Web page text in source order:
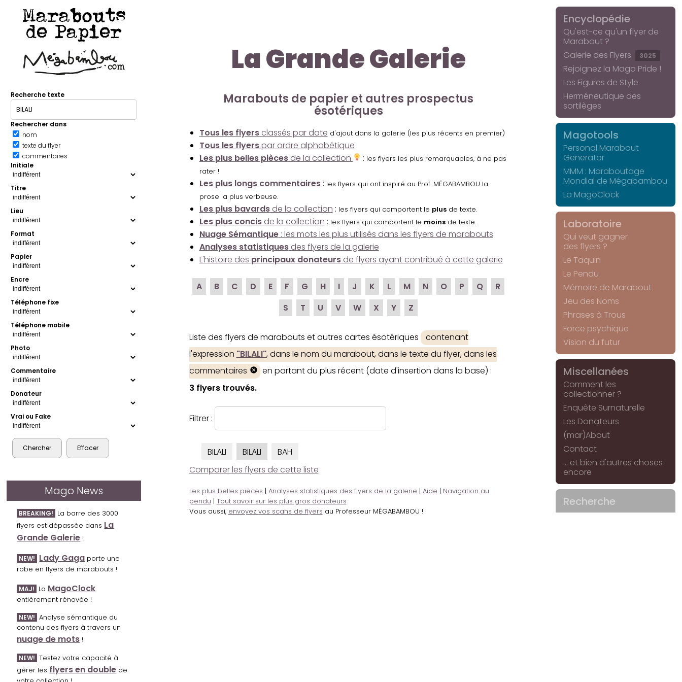
Marabouts
de Papier
Recherche texte
Rechercher dans
nom
texte du flyer
commentaires
Initiale
Titre
Lieu
Format
Papier
Encre
Téléphone fixe
Téléphone mobile
Photo
Commentaire
Donateur
Vrai ou Fake
Mago News
BREAKING! La barre des 3000
flyers est dépassée dans La
Grande Galerie !
NEW! Lady Gaga porte une
robe en flyers de marabouts !
MAJ! La MagoClock
entièrement rénovée !
NEW! Analyse sémantique du
contenu des flyers à travers un
nuage de mots !
NEW! Testez votre capacité à
gérer les flyers en double de
La Grande Galerie
Marabouts de papier et autres prospectus
ésotériques
Tous les flyersclassés par date d'ajout dans la galerie (les plus récents en premier)
Tous les flyerspar ordre alphabétique
Les plus belles piècesde la collection : les flyers les plus remarquables, à ne pas
rater !
Les plus longs commentaires: les flyers qui ont inspiré au Prof. MÉGABAMBOU la
prose la plus verbeuse.
Les plus bavardsde la collection : les flyers qui comportent le plusde texte.
Les plus concisde la collection : les flyers qui comportent le moinsde texte.
Nuage Sémantique: les mots les plus utilisés dans les flyers de marabouts
Analyses statistiquesdes flyers de la galerie
L'histoire des principaux donateursde flyers ayant contribué à cette galerie
A B C D E F G H I J K L M N O P Q
R
S
T U V W X Y Z
Liste des flyers de marabouts et autres cartes ésotériques
contenant
l'expression "BILALI", dans le nom du marabout, dans le texte du flyer, dans les
commentaires
en partant du plus récent (date d'insertion dans la base) :
3 flyers trouvés.
Filtrer :
BILALI BILALI
BAH
Comparer les flyers de cette liste
Les plus belles pièces | Analyses statistiques des flyers de la galerie | Aide | Navigation au
pendu | Tout savoir sur les plus gros donateurs
Vous aussi, envoyez vos scans de flyers au Professeur MÉGABAMBOU !
Encyclopédie
Qu'est-ce qu'un flyer de
Marabout ?
Galerie des Flyers
3025
Rejoignez la Mago Pride !
Les Figures de Style
Herméneutique des
sortilèges
Magotools
Personal Marabout
Generator
MMM : Maraboutage
Mondial de Mégabambou
La MagoClock
Laboratoire
Qui veut gagner
des flyers ?
Le Taquin
Le Pendu
Mémoire de Marabout
Jeu des Noms
Phrases à Trous
Force psychique
Vision du futur
Miscellanées
Comment les
collectionner ?
Enquête Surnaturelle
Les Donateurs
(mar)About
Contact
... et bien d'autres choses
encore
Recherche